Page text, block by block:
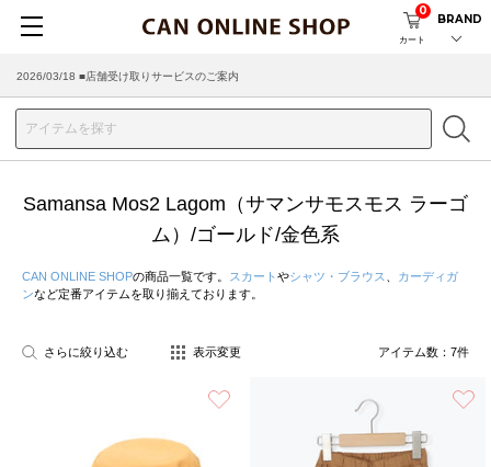
カート
0
BRAND
2026/03/18 ■店舗受け取りサービスのご案内
Samansa Mos2 Lagom（サマンサモスモス ラーゴ
ム）/ゴールド/金色系
CAN ONLINE SHOPの商品一覧です。 スカート やシャツ・ブラウス
カーディガ
ンなど定番アイテムを取り揃えております。
さらに絞り込む 表示変更 アイテム数： 7件